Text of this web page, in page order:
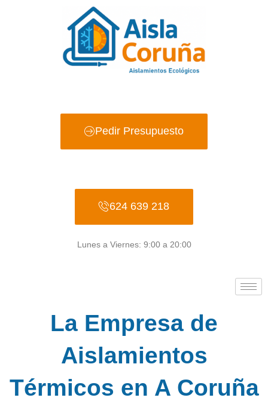
Pedir Presupuesto
624 639 218
Lunes a Viernes: 9:00 a 20:00
La Empresa de
Aislamientos
Térmicos en A Coruña